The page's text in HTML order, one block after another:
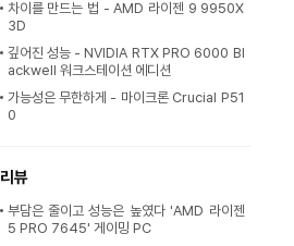
차이를 만드는 법 - AMD 라이젠 9 9950X
3D
깊어진 성능 - NVIDIA RTX PRO 6000 Bl
ackwell 워크스테이션 에디션
가능성은 무한하게 - 마이크론 Crucial P51
0
리뷰
부담은 줄이고 성능은 높였다 'AMD 라이젠
5 PRO 7645' 게이밍 PC